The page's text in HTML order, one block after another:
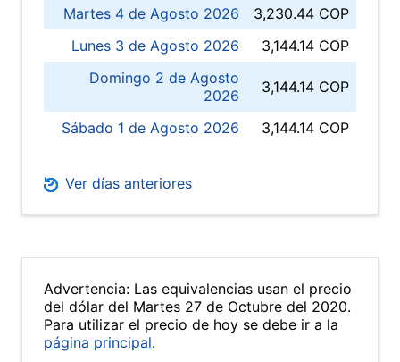
Martes 4 de Agosto 2026
3,230.44 COP
Lunes 3 de Agosto 2026
3,144.14 COP
Domingo 2 de Agosto
2026
3,144.14 COP
Sábado 1 de Agosto 2026 3,144.14 COP
Ver días anteriores
Advertencia: Las equivalencias usan el precio
del dólar del Martes 27 de Octubre del 2020.
Para utilizar el precio de hoy se debe ir a la
página principal.